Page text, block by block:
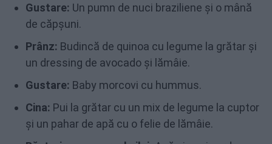
Gustare: Un pumn de nuci braziliene și o mână
de căpșuni.
Prânz: Budincă de quinoa cu legume la grătar și
un dressing de avocado și lămâie.
Gustare: Baby morcovi cu hummus.
Cina: Pui la grătar cu un mix de legume la cuptor
și un pahar de apă cu o felie de lămâie.